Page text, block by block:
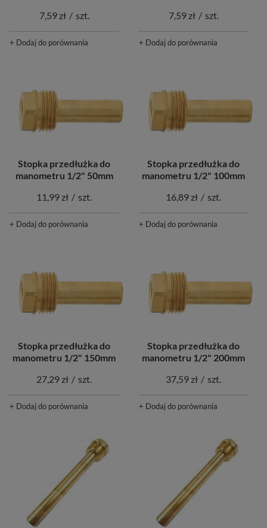
7,59 zł / szt.
+ Dodaj do porównania
7,59 zł / szt.
+ Dodaj do porównania
Stopka przedłużka do
manometru 1/2" 50mm
11,99 zł / szt.
+ Dodaj do porównania
Stopka przedłużka do
manometru 1/2" 100mm
16,89 zł / szt.
+ Dodaj do porównania
Stopka przedłużka do
manometru 1/2" 150mm
27,29 zł / szt.
+ Dodaj do porównania
Stopka przedłużka do
manometru 1/2" 200mm
37,59 zł / szt.
+ Dodaj do porównania